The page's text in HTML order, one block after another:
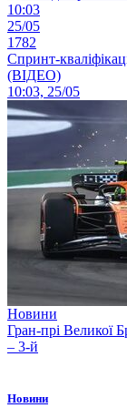
10:03
25/05
1782
Спринт-
(ВІДЕО)
10:03, 25/05
Новини
Гран-прі Великої
– 3-й
Новини